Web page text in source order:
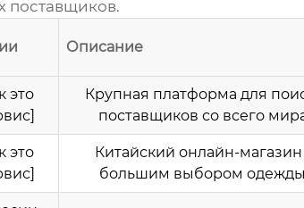
поставщиков.
Описание
это
Крупная платформа для
поставщиков со всего
это
Китайский онлайн-магазин
большим выбором